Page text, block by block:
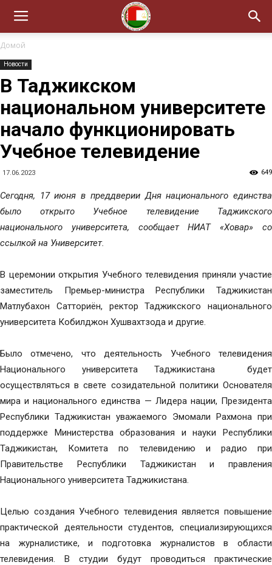
Домой
Новости
В Таджикском
национальном университете
начало функционировать
Учебное телевидение
17.06.2023 649
Сегодня, 17 июня в преддверии Дня национального единства
было открыто Учебное телевидение Таджикского
национального университета, сообщает НИАТ «Ховар» со
ссылкой на Университет.
В церемонии открытия Учебного телевидения приняли участие
заместитель Премьер-министра Республики Таджикистан
Матлубахон Сатториён, ректор Таджикского национального
университета Кобилджон Хушвахтзода и другие.
Было отмечено, что деятельность Учебного телевидения
Национального университета Таджикистана будет
осуществляться в свете созидательной политики Основателя
мира и национального единства — Лидера нации, Президента
Республики Таджикистан уважаемого Эмомали Рахмона при
поддержке Министерства образования и науки Республики
Таджикистан, Комитета по телевидению и радио при
Правительстве Республики Таджикистан и правления
Национального университета Таджикистана.
Целью создания Учебного телевидения является повышение
практической деятельности студентов, специализирующихся
на журналистике, и подготовка журналистов в области
телевидения. В студии будут проводиться практические